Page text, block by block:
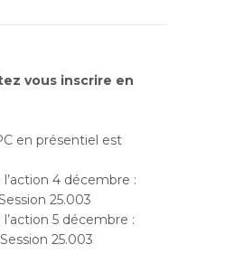
vous inscrire en
en présentiel est
4 décembre :
25.003
5 décembre :
25.003